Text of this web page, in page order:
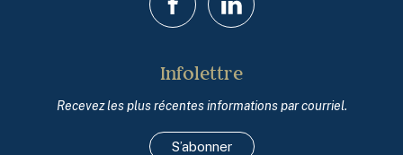
FacebookLinkedIn
Infolettre
Recevez les plus récentes informations par courriel.
S’abonner